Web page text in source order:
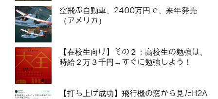
空飛ぶ自動車、2400万円で、来年発売
（アメリカ）
【在校生向け】その２：高校生の勉強は、
時給２万３千円→すぐに勉強しよう！
【打ち上げ成功】飛行機の窓から見たH2A